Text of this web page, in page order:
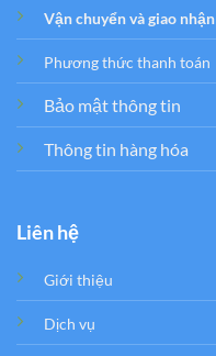
Vận chuyển và giao nhận
Phương thức thanh toán
Bảo mật thông tin
Thông tin hàng hóa
Liên hệ
Giới thiệu
Dịch vụ